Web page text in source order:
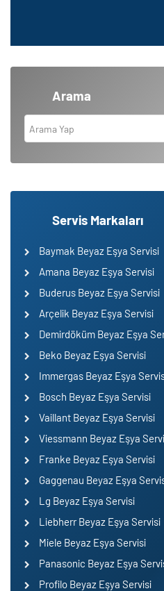
Arama
Servis Markaları
Baymak Beyaz Eşya Servisi
Amana Beyaz Eşya Servisi
Buderus Beyaz Eşya Servisi
Arçelik Beyaz Eşya Servisi
Demirdöküm Beyaz Eşya
Beko Beyaz Eşya Servisi
Immergas Beyaz Eşya
Bosch Beyaz Eşya Servisi
Vaillant Beyaz Eşya Servisi
Viessmann Beyaz Eşya
Franke Beyaz Eşya Servisi
Gaggenau Beyaz Eşya
Lg Beyaz Eşya Servisi
Liebherr Beyaz Eşya Servisi
Miele Beyaz Eşya Servisi
Panasonic Beyaz Eşya
Profilo Beyaz Eşya Servisi